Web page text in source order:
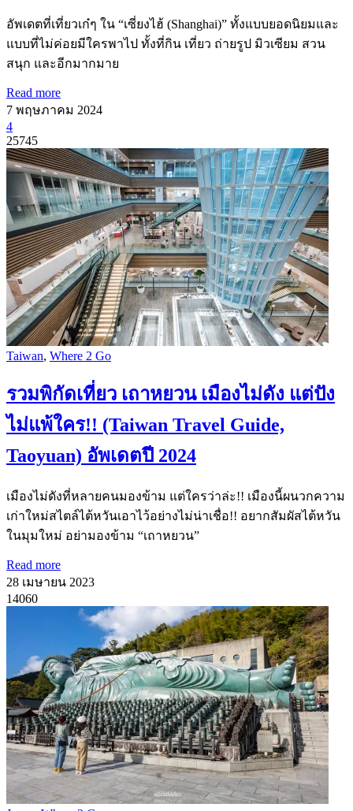
อัพเดตที่เที่ยวเก๋ๆ ใน “เซี่ยงไฮ้ (Shanghai)” ทั้งแบบยอดนิยมและ
แบบที่ไม่ค่อยมีใครพาไป ทั้งที่กิน เที่ยว ถ่ายรูป มิวเซียม สวน
สนุก และอีกมากมาย
Read more
7 พฤษภาคม 2024
4
25745
Taiwan, Where 2 Go
รวมพิกัดเที่ยว เถาหยวน เมืองไม่ดัง แต่ปัง
ไม่แพ้ใคร!! (Taiwan Travel Guide,
Taoyuan) อัพเดตปี 2024
เมืองไม่ดังที่หลายคนมองข้าม แต่ใครว่าล่ะ!! เมืองนี้ผนวกความ
เก่าใหม่สไตล์ไต้หวันเอาไว้อย่างไม่น่าเชื่อ!! อยากสัมผัสไต้หวัน
ในมุมใหม่ อย่ามองข้าม “เถาหยวน”
Read more
28 เมษายน 2023
14060